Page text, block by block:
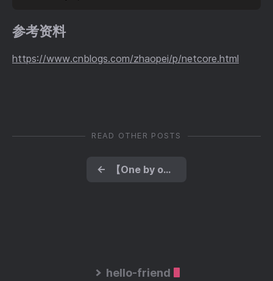
参考资料
https://www.cnblogs.com/zhaopei/p/netcore.html
READ OTHER POSTS
← 【One by one系列】一步步开始使用Redis吧(一)
hello-friend